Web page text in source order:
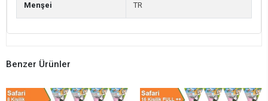
Menşei TR
Benzer Ürünler